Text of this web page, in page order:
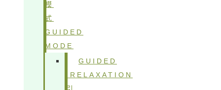
模
式
GUIDED
MODE
GUIDED
IRELAXATION